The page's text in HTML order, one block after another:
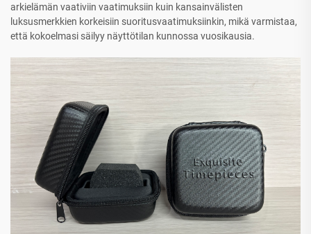
arkielämän vaativiin vaatimuksiin kuin kansainvälisten
luksusmerkkien korkeisiin suoritusvaatimuksiinkin, mikä varmistaa,
että kokoelmasi säilyy näyttötilan kunnossa vuosikausia.